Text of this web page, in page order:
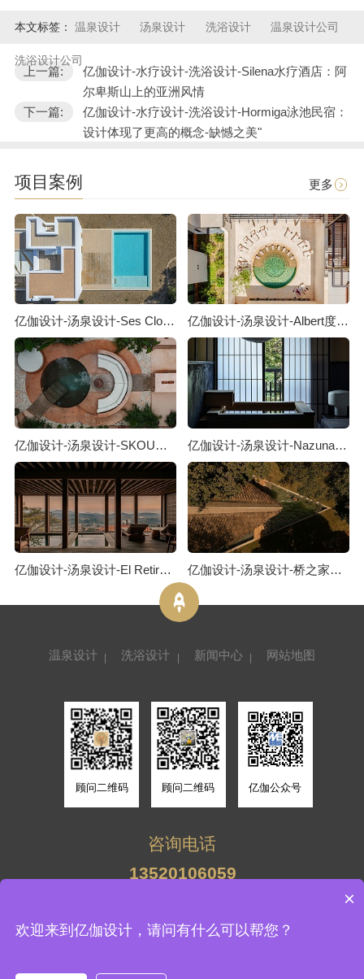
本文标签： 温泉设计 汤泉设计 洗浴设计 温泉设计公司
洗浴设计公司
上一篇:
亿伽设计-水疗设计-洗浴设计-Silena水疗酒店：阿
尔卑斯山上的亚洲风情
下一篇:
亿伽设计-水疗设计-洗浴设计-Hormiga泳池民宿：
设计体现了更高的概念-缺憾之美"
项目案例 更多
亿伽设计-汤泉设计-Ses Clotades泳池度假屋：关于对立关系的对话 亿伽设计-汤泉设计-Albert度假酒店：藏于老街之后的静谧酒店
亿伽设计-汤泉设计-SKOURA泳池度假屋：从摩洛哥斯库拉沙漠汲取灵感 亿伽设计-汤泉设计-Nazuna Kyoto町屋酒店：记忆与生活方式的物质载体
亿伽设计-汤泉设计-El Retiro Spa馆：建筑摒弃了“立面”的概念 亿伽设计-汤泉设计-桥之家汤泉度假屋：逆境往往会催生创新
温泉设计 洗浴设计 新闻中心 网站地图
顾问二维码 顾问二维码 亿伽公众号
咨询电话
13701156952
13520106059
北京亿伽建筑环境设计有限公司 版权所有
×
欢迎来到亿伽设计，请问有什么可以帮您？